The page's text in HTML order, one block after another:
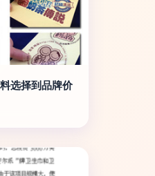
选择到品牌价